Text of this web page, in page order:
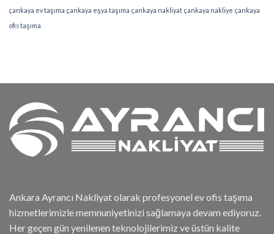
çankaya ev taşıma çankaya eşya taşıma çankaya nakliyat çankaya nakliye çankaya
ofis taşıma
Ankara Ayrancı Nakliyat olarak profesyonel ev ofis taşıma
hizmetlerimizle memnuniyetinizi sağlamaya devam ediyoruz.
Her geçen gün yenilenen teknolojilerimiz ve üstün kalite